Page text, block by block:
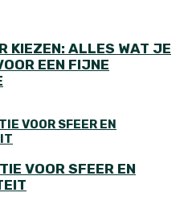
KIEZEN: ALLES WAT JE
EEN FIJNE
VOOR SFEER EN